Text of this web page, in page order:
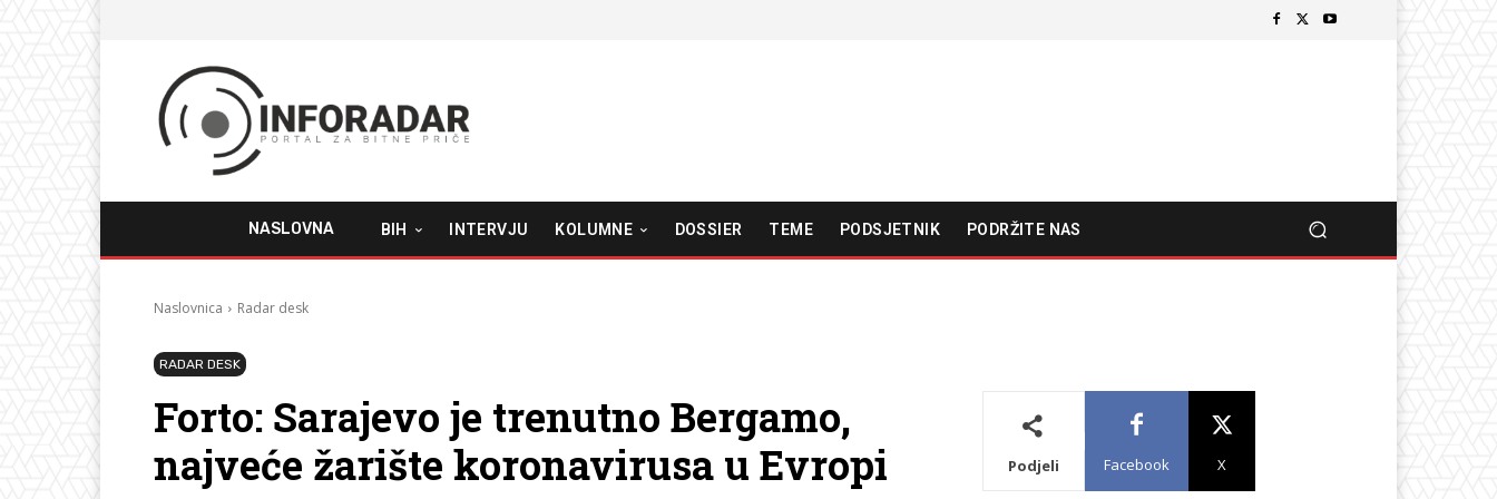
NASLOVNA BIH INTERVJU KOLUMNE DOSSIER TEME PODSJETNIK PODRŽITE NAS
Naslovnica Radar desk
RADAR DESK
Forto: Sarajevo je trenutno Bergamo,
najveće žarište koronavirusa u Evropi
Podjeli Facebook X